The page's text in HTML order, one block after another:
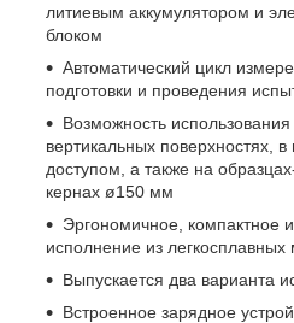
литиевым аккумулятором и
блоком
Автоматический цикл
подготовки и проведения
Возможность
вертикальных поверхностях,
доступом, а также на
кернах ø150 мм
Эргономичное, компактное
исполнение из легкосплавных
Выпускается два варианта
Встроенное зарядное